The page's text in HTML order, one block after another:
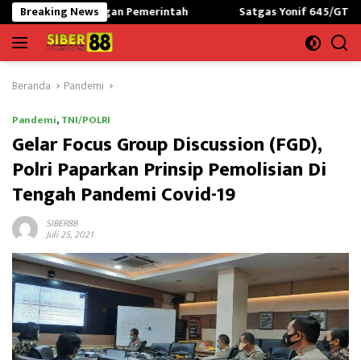
Langsung
ke
konten
Breaking News
Pemerintah Satgas Yonif 645/GTY Latih dan Siapkan
Beranda Pandemi
Pandemi,TNI/POLRI
Gelar Focus Group Discussion (FGD),
Polri Paparkan Prinsip Pemolisian Di
Tengah Pandemi Covid-19
SIBER88
Juli 25, 2021